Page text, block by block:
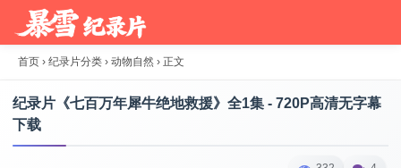
首页 › 纪录片分类 › 动物自然 › 正文
纪录片《七百万年犀牛绝地救援》全1集 - 720P高清无字幕
下载